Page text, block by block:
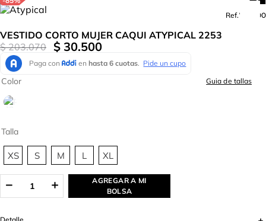
Ref.727600
VESTIDO CORTO MUJER CAQUI ATYPICAL 2253
$ 203.070 $ 30.500
Talla
XS S M L XL
Color Guia de tallas
AGREGAR A MI
BOLSA